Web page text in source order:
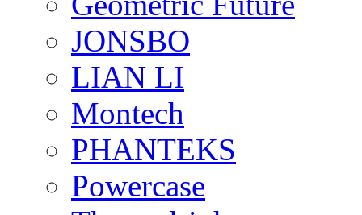
JONSBO
LIAN LI
Montech
PHANTEKS
Powercase